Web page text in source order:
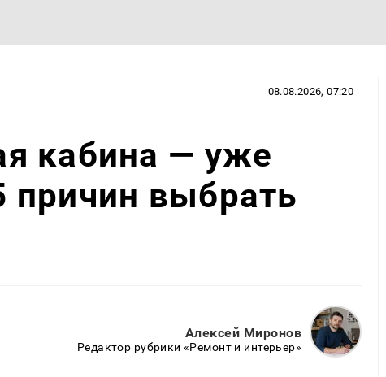
08.08.2026, 07:20
кабина — уже
выбрать
Алексей Миронов
Редактор рубрики «Ремонт и интерьер»